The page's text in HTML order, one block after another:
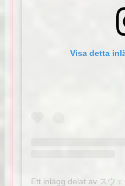
Visa detta